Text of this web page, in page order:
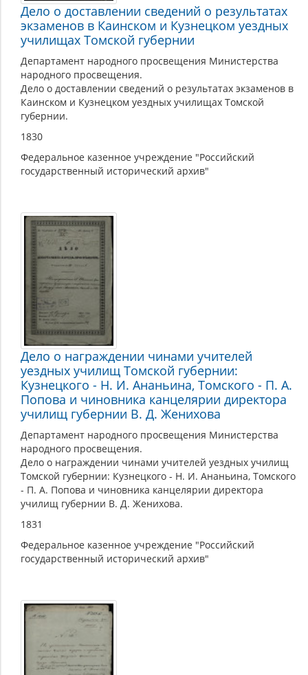
Дело о доставлении сведений о результатах
экзаменов в Каинском и Кузнецком уездных
училищах Томской губернии
Департамент народного просвещения Министерства
народного просвещения.
Дело о доставлении сведений о результатах экзаменов в
Каинском и Кузнецком уездных училищах Томской
губернии.
1830
Федеральное казенное учреждение "Российский
государственный исторический архив"
Дело о награждении чинами учителей
уездных училищ Томской губернии:
Кузнецкого - Н. И. Ананьина, Томского - П. А.
Попова и чиновника канцелярии директора
училищ губернии В. Д. Женихова
Департамент народного просвещения Министерства
народного просвещения.
Дело о награждении чинами учителей уездных училищ
Томской губернии: Кузнецкого - Н. И. Ананьина, Томского
- П. А. Попова и чиновника канцелярии директора
училищ губернии В. Д. Женихова.
1831
Федеральное казенное учреждение "Российский
государственный исторический архив"